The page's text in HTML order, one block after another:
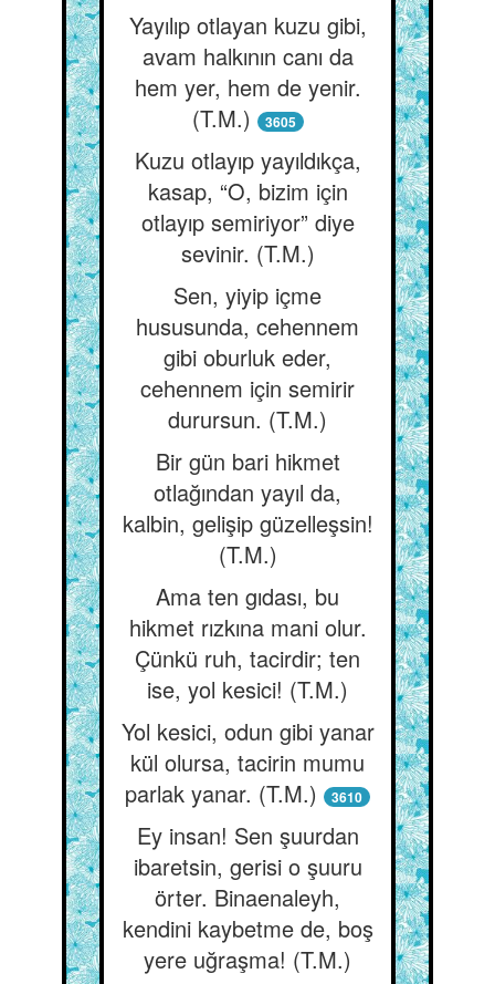
Yayılıp otlayan kuzu gibi,
avam halkının canı da
hem yer, hem de yenir.
(T.M.)
3605
Kuzu otlayıp yayıldıkça,
kasap, “O, bizim için
otlayıp semiriyor” diye
sevinir. (T.M.)
Sen, yiyip içme
hususunda, cehennem
gibi oburluk eder,
cehennem için semirir
durursun. (T.M.)
Bir gün bari hikmet
otlağından yayıl da,
kalbin, gelişip güzelleşsin!
(T.M.)
Ama ten gıdası, bu
hikmet rızkına mani olur.
Çünkü ruh, tacirdir; ten
ise, yol kesici! (T.M.)
Yol kesici, odun gibi yanar
kül olursa, tacirin mumu
parlak yanar. (T.M.)
3610
Ey insan! Sen şuurdan
ibaretsin, gerisi o şuuru
örter. Binaenaleyh,
kendini kaybetme de, boş
yere uğraşma! (T.M.)